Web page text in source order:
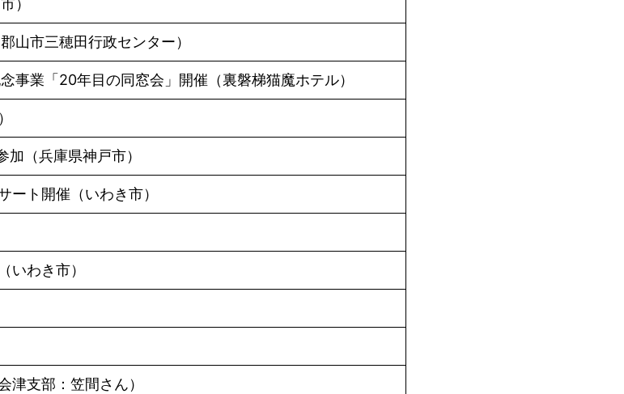
）
山市三穂田行政センター）
事業「20年目の同窓会」開催（裏磐梯猫魔ホテル）
（兵庫県神戸市）
ート開催（いわき市）
いわき市）
津支部：笠間さん）